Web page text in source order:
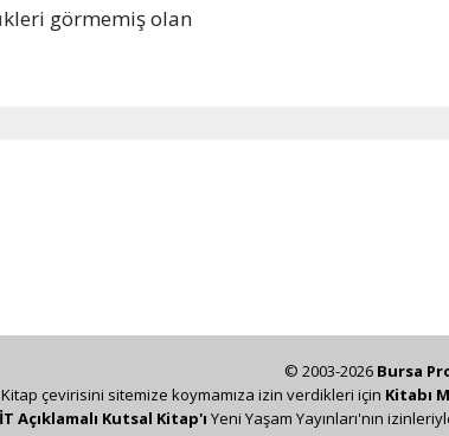
görmemiş olan
© 2003-2026 Bursa
çevirisini sitemize koymamıza izin verdikleri için Kitabı
Açıklamalı Kutsal Kitap'ı Yeni Yaşam Yayınları'nın